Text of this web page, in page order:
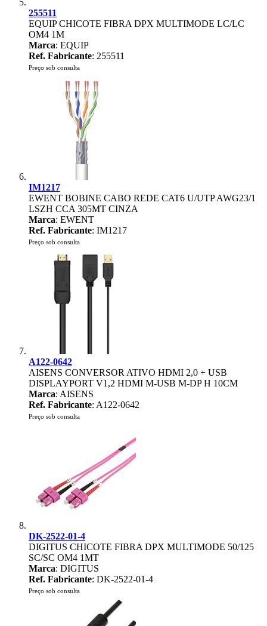
255511
EQUIP CHICOTE FIBRA DPX MULTIMODE LC/LC
OM4 1M
Marca: EQUIP
Ref. Fabricante: 255511
Preço sob consulta
IM1217
EWENT BOBINE CABO REDE CAT6 U/UTP AWG23/1
LSZH CCA 305MT CINZA
Marca: EWENT
Ref. Fabricante: IM1217
Preço sob consulta
A122-0642
AISENS CONVERSOR ATIVO HDMI 2,0 + USB
DISPLAYPORT V1,2 HDMI M-USB M-DP H 10CM
Marca: AISENS
Ref. Fabricante: A122-0642
Preço sob consulta
DK-2522-01-4
DIGITUS CHICOTE FIBRA DPX MULTIMODE 50/125
SC/SC OM4 1MT
Marca: DIGITUS
Ref. Fabricante: DK-2522-01-4
Preço sob consulta